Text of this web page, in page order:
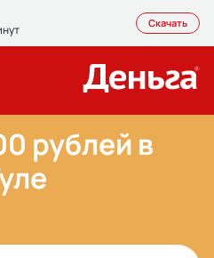
Скачать
рублей в